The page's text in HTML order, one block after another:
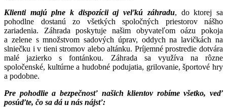
Klienti majú plne k dispozícii aj veľkú záhradu, do ktorej sa
pohodlne dostanú zo všetkých spoločných priestorov nášho
zariadenia. Záhrada poskytuje našim obyvateľom oázu pokoja
a zelene s množstvom sadových úprav, oddych na lavičkách na
slniečku i v tieni stromov alebo altánku. Príjemné prostredie dotvára
malé jazierko s fontánkou. Záhrada sa využíva na rôzne
spoločenské, kultúrne a hudobné podujatia, grilovanie, športové hry
a podobne.
Pre pohodlie a bezpečnosť našich klientov robíme všetko, veď
posúďte, čo sa dá u nás nájsť: